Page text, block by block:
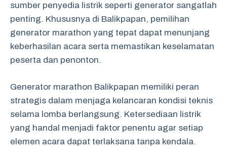
sumber penyedia listrik seperti generator sangatlah
penting. Khususnya di Balikpapan, pemilihan
generator marathon yang tepat dapat menunjang
keberhasilan acara serta memastikan keselamatan
peserta dan penonton.
Generator marathon Balikpapan memiliki peran
strategis dalam menjaga kelancaran kondisi teknis
selama lomba berlangsung. Ketersediaan listrik
yang handal menjadi faktor penentu agar setiap
elemen acara dapat terlaksana tanpa kendala.